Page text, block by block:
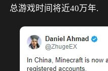
总游戏时间将近40万年.